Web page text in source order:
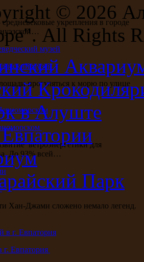
укрепления в городе
музей
прогуляться к морю по улице
ветроэнергетики для
До 93% всей…
Хан-Джами сложено немало легенд.
г. Евпатория
© 2026
All Rights
в Алуште
Парк